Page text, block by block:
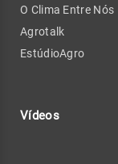
O Clima Entre Nós
Agrotalk
EstúdioAgro
Vídeos